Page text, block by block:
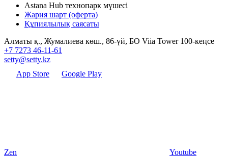
Astana Hub технопарк мүшесі
Жария шарт (оферта)
Құпиялылық саясаты
Алматы қ., Жумалиева көш., 86-үй, БО Viia Tower 100-кеңсе
+7 7273 46-11-61
setty@setty.kz
App Store
Google Play
Zen Youtube